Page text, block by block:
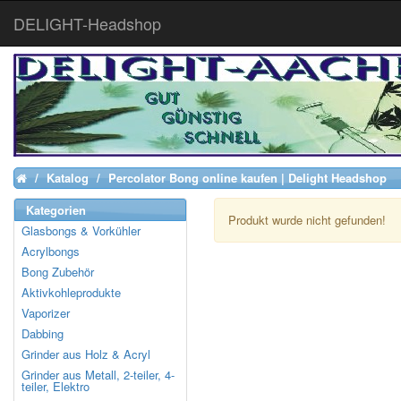
HomeKatalog Percolator Bong online kaufen | Delight Headshop
Produkt wurde nicht gefunden!
Kategorien
Glasbongs & Vorkühler
Acrylbongs
Bong Zubehör
Aktivkohleprodukte
Vaporizer
Dabbing
Grinder aus Holz & Acryl
Grinder aus Metall, 2-teiler, 4-
teiler, Elektro
DELIGHT-Headshop